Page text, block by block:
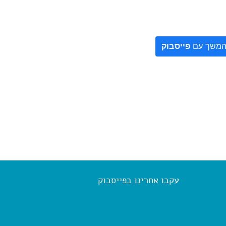
המשך עם פייסבוק
עקבו אחרינו בפייסבוק